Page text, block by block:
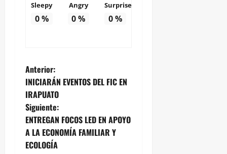
Sleepy
0%
Angry
0%
Surprise
0%
N
a
v
e
Anterior:
INICIARÁN EVENTOS DEL FIC EN
IRAPUATO
Siguiente:
ENTREGAN FOCOS LED EN APOYO
A LA ECONOMÍA FAMILIAR Y
ECOLOGÍA